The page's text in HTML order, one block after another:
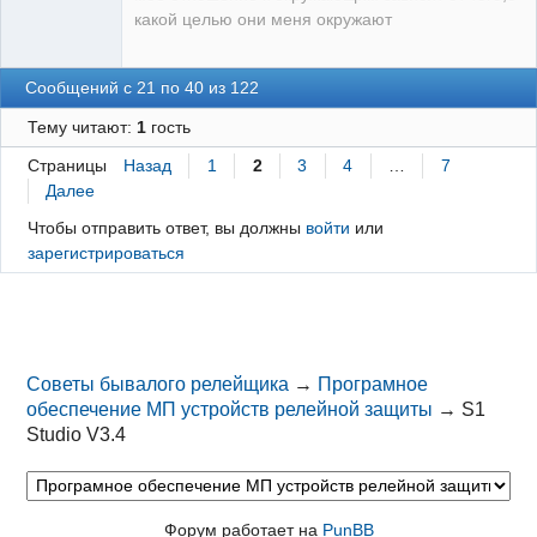
какой целью они меня окружают
Сообщений с 21 по 40 из 122
Тему читают: 1гость
Страницы Назад 1 2 3 4
7
Далее
Чтобы отправить ответ, вы должны войти или
зарегистрироваться
Советы бывалого релейщика → Програмное
обеспечение МП устройств релейной защиты → S1
Studio V3.4
Форум работает на PunBB